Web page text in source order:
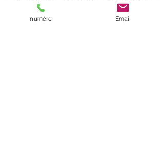
dos et mon estomac lors du
numéro Email